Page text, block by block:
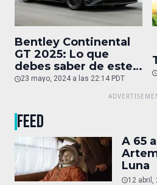
Bentley Continental
GT 2025: Lo que
debes saber de este
auto de superlujo
23 mayo, 2024 a las 22:14 PDT
FEED
A 65
Luna
12 abril,